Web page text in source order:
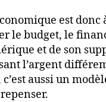
est donc
le budget, le
et de son
l’argent
aussi un